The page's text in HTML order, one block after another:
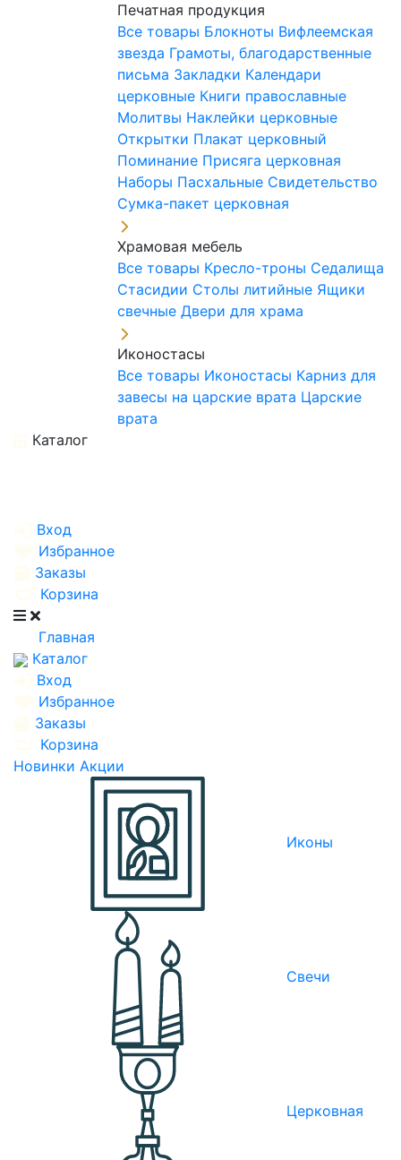
Печатная продукция
Все товары Блокноты Вифлеемская
звезда Грамоты, благодарственные
письма Закладки Календари
церковные Книги православные
Молитвы Наклейки церковные
Открытки Плакат церковный
Поминание Присяга церковная
Наборы Пасхальные Свидетельство
Сумка-пакет церковная
Храмовая мебель
Все товары Кресло-троны Седалища
Стасидии Столы литийные Ящики
свечные Двери для храма
Иконостасы
Все товары Иконостасы Карниз для
завесы на царские врата Царские
врата
Каталог
Вход
Избранное
Заказы
Корзина
Главная
Каталог
Вход
Избранное
Заказы
Корзина
Новинки Акции
Иконы
Свечи
Церковная